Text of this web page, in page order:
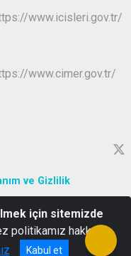
ve Gizlilik
Cad. No:205 / YALOVA
için sitemizde
politikamız hakkında
Kabul et